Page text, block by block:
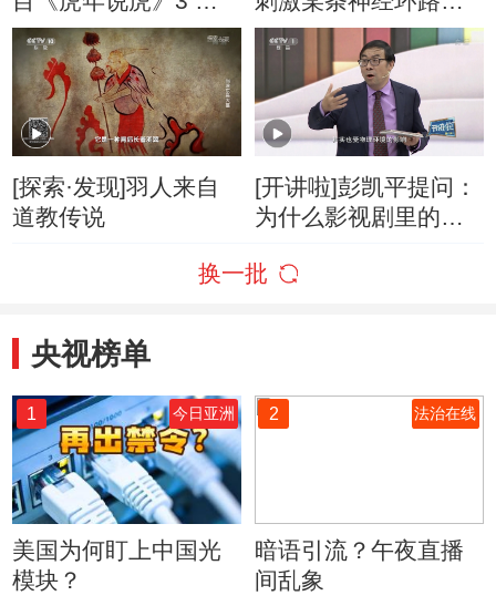
干地支背后的文化内
涵
能让抑郁症患者获得
[探索·发现]羽人来自
道教传说
[开讲啦]彭凯平提问：
为什么影视剧里的坏
换一批
央视榜单
1 今日亚洲
美国为何盯上中国光
模块？
2 法治在线
暗语引流？午夜直播
间乱象